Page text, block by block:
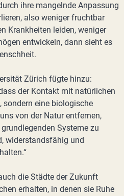
ihre mangelnde Anpassung
also weniger fruchtbar
Krankheiten leiden, weniger
entwickeln, dann sieht es
Zürich fügte hinzu:
der Kontakt mit natürlichen
sondern eine biologische
von der Natur entfernen,
Systeme zu
widerstandsfähig und
die Städte der Zukunft
erhalten, in denen sie Ruhe